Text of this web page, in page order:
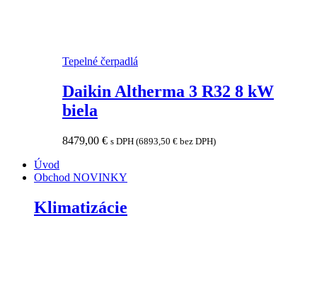
Tepelné čerpadlá
Daikin Altherma 3 R32 8 kW
biela
8479,00 € s DPH (6893,50 € bez DPH)
Úvod
Obchod NOVINKY
Klimatizácie